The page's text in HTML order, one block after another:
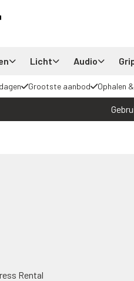
Licht Audio
Grootste aanbod Ophalen
Rental